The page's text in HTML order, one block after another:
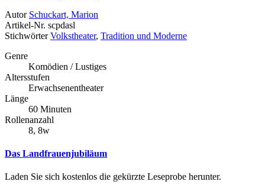
Autor Schuckart, Marion
Artikel-Nr. scpdasl
Stichwörter Volkstheater, Tradition und Moderne
Genre
Komödien / Lustiges
Altersstufen
Erwachsenentheater
Länge
60 Minuten
Rollenanzahl
8, 8w
Das Landfrauenjubiläum
Laden Sie sich kostenlos die gekürzte Leseprobe herunter.